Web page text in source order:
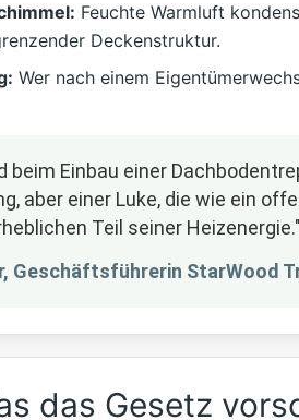
Feuchte Warmluft
Deckenstruktur.
Wer nach einem
beim Einbau einer
aber einer Luke, die wie ein
Teil seiner
Geschäftsführerin StarWood
das Gesetz